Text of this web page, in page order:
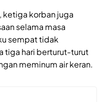
ketiga korban juga
selama masa
sempat tidak
tiga hari berturut-turut
meminum air keran.